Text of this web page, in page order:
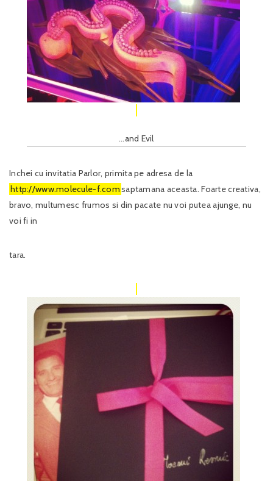
…and Evil
Inchei cu invitatia Parlor, primita pe adresa de la
http://www.molecule-f.comsaptamana aceasta. Foarte creativa,
bravo, multumesc frumos si din pacate nu voi putea ajunge, nu
voi fi in
tara.